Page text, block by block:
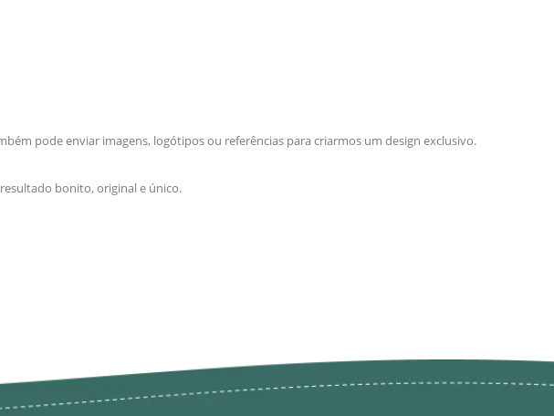
pode enviar imagens, logótipos ou referências para criarmos um design exclusivo.
bonito, original e único.